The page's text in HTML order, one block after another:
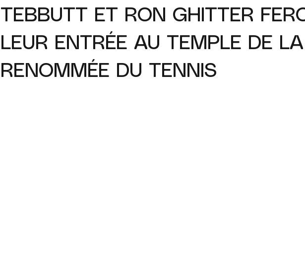
TEBBUTT ET RON GHITTER
LEUR ENTRÉE AU TEMPLE DE LA
RENOMMÉE DU TENNIS